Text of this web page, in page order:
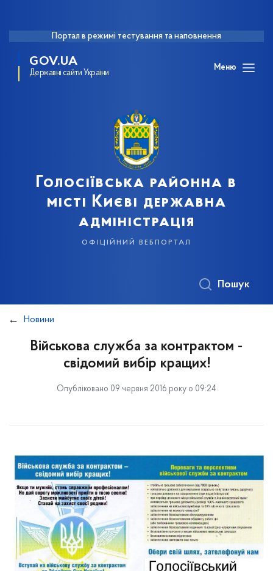
Портал в режимі тестування та наповнення
GOV.UA
Державні сайти України
Меню
Голосіївська районна в
місті Києві державна
адміністрація
офіційний вебпортал
Пошук
Новини
Військова служба за контрактом -
свідомий вибір кращих!
Опубліковано 09 червня 2016 року о 09:24